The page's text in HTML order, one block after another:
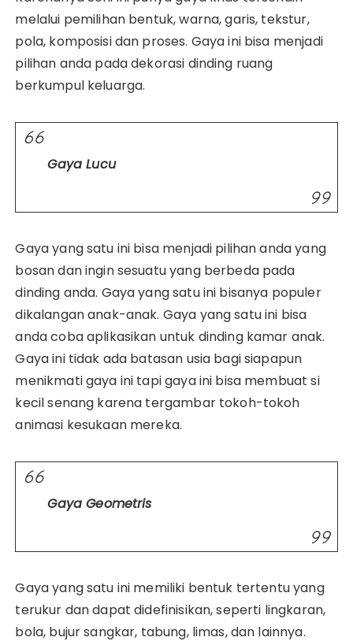
melalui pemilihan bentuk, warna, garis, tekstur,
pola, komposisi dan proses. Gaya ini bisa menjadi
pilihan anda pada dekorasi dinding ruang
berkumpul keluarga.
Gaya Lucu
Gaya yang satu ini bisa menjadi pilihan anda yang
bosan dan ingin sesuatu yang berbeda pada
dinding anda. Gaya yang satu ini bisanya populer
dikalangan anak-anak. Gaya yang satu ini bisa
anda coba aplikasikan untuk dinding kamar anak.
Gaya ini tidak ada batasan usia bagi siapapun
menikmati gaya ini tapi gaya ini bisa membuat si
kecil senang karena tergambar tokoh-tokoh
animasi kesukaan mereka.
Gaya Geometris
Gaya yang satu ini memiliki bentuk tertentu yang
terukur dan dapat didefinisikan, seperti lingkaran,
bola, bujur sangkar, tabung, limas, dan lainnya.